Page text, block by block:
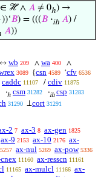
∈ ℋ ∧ 𝐴 ≠ 0ℎ) →
𝐵) = (((𝐵 ·ih 𝐴) /
𝐴))
↔ wb 209 ∧ wa 400 ∧
3089 {csn 4589 ‘cfv 6536
caddc 11107 / cdiv 11875
·ℎ csm 31282 ·ih csp 31283
31290 cort 31291
2 7 ax-3 8 ax-gen 1825
ax-9 2153 ax-10 2176 ax-
5257 ax-nul 5269 ax-pow 5336
11160 ax-resscn 11161
11165 ax-mulcl 11166 ax-